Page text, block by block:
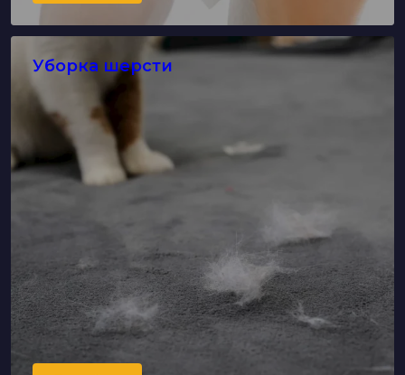
Уборка шерсти